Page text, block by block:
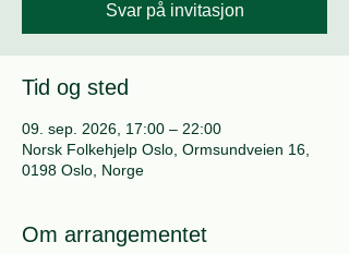
Svar på invitasjon
Tid og sted
09. sep. 2026, 17:00 – 22:00
Norsk Folkehjelp Oslo, Ormsundveien 16,
0198 Oslo, Norge
Om arrangementet